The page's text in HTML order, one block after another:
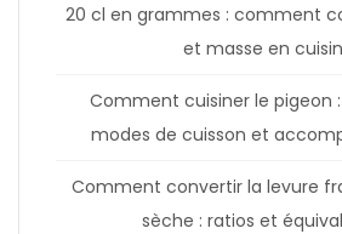
20 cl en grammes : comment
et masse en
Comment cuisiner le pigeon
modes de cuisson et
Comment convertir la levure
sèche : ratios et